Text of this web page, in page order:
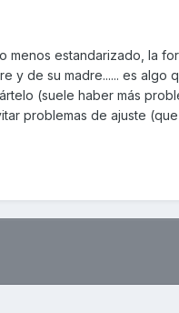
menos estandarizado, la
y de su madre...... es algo
(suele haber más
problemas de ajuste